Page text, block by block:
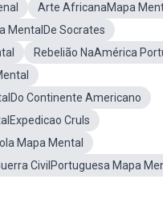
Arte AfricanaMapa
MentalDe Socrates
Rebelião NaAmérica
Continente Americano
Cruls
Mapa Mental
CivilPortuguesa Mapa